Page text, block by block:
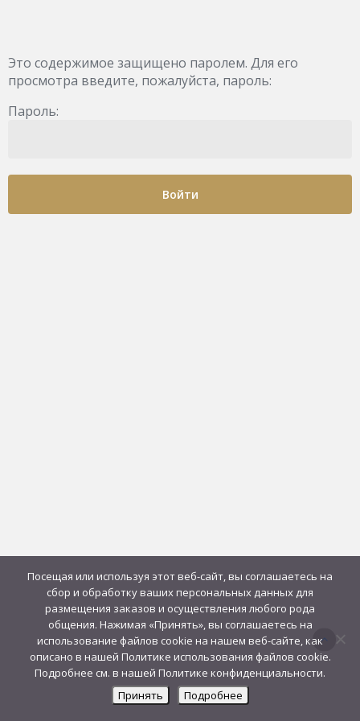
Это содержимое защищено паролем. Для его
просмотра введите, пожалуйста, пароль:
Пароль:
Посещая или используя этот веб-сайт, вы соглашаетесь на
сбор и обработку ваших персональных данных для
размещения заказов и осуществления любого рода
общения. Нажимая «Принять», вы соглашаетесь на
использование файлов cookie на нашем веб-сайте, как
описано в нашей Политике использования файлов cookie.
Подробнее см. в нашей Политике конфиденциальности.
Принять
Подробнее